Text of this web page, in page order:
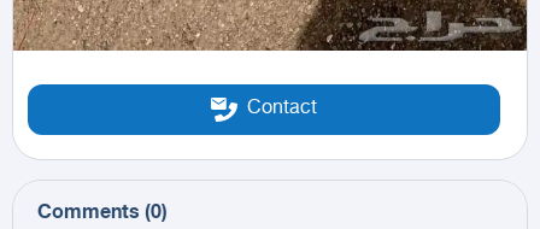
Contact
Comments (0)